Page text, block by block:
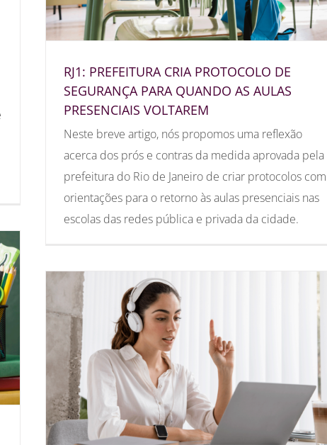
RJ1: PREFEITURA CRIA PROTOCOLO DE
SEGURANÇA PARA QUANDO AS AULAS
PRESENCIAIS VOLTAREM
Neste breve artigo, nós propomos uma reflexão
acerca dos prós e contras da medida aprovada pela
prefeitura do Rio de Janeiro de criar protocolos com
orientações para o retorno às aulas presenciais nas
escolas das redes pública e privada da cidade.